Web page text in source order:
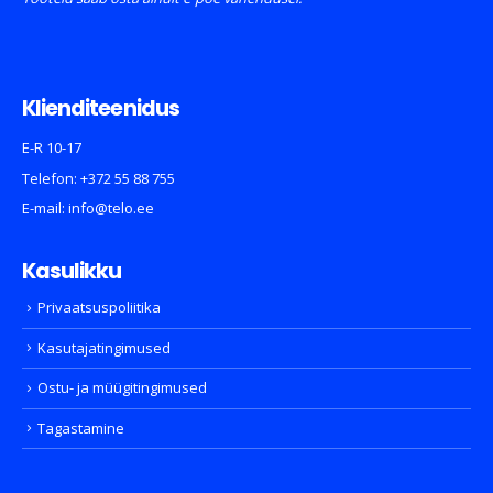
Klienditeenidus
E-R 10-17
Telefon: +372 55 88 755
E-mail: info@telo.ee
Kasulikku
Privaatsuspoliitika
Kasutajatingimused
Ostu- ja müügitingimused
Tagastamine